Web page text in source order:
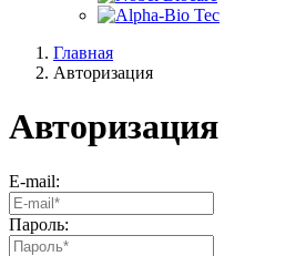
Главная
Авторизация
Авторизация
E-mail:
Пароль: